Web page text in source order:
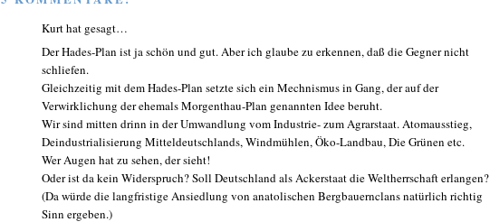
Kurt hat gesagt…
Der Hades-Plan ist ja schön und gut. Aber ich glaube zu erkennen, daß die Gegner nicht
schliefen.
Gleichzeitig mit dem Hades-Plan setzte sich ein Mechnismus in Gang, der auf der
Verwirklichung der ehemals Morgenthau-Plan genannten Idee beruht.
Wir sind mitten drinn in der Umwandlung vom Industrie- zum Agrarstaat. Atomausstieg,
Deindustrialisierung Mitteldeutschlands, Windmühlen, Öko-Landbau, Die Grünen etc.
Wer Augen hat zu sehen, der sieht!
Oder ist da kein Widerspruch? Soll Deutschland als Ackerstaat die Weltherrschaft erlangen?
(Da würde die langfristige Ansiedlung von anatolischen Bergbauernclans natürlich richtig
Sinn ergeben.)